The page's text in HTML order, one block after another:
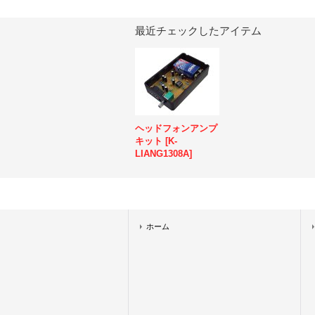
最近チェックしたアイテム
ヘッドフォンアンプ
キット [K-
LIANG1308A]
ホーム